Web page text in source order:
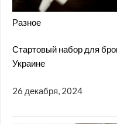
Разное
Стартовый набор для
Украине
26 декабря, 2024